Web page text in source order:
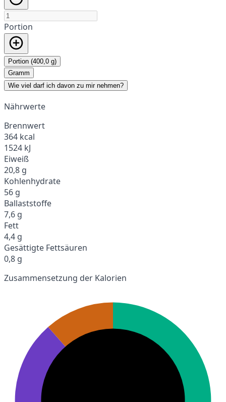
Portion
Portion (400,0 g)
Gramm
Wie viel darf ich davon zu mir nehmen?
Nährwerte
Brennwert
364 kcal
1524 kJ
Eiweiß
20,8 g
Kohlenhydrate
56 g
Ballaststoffe
7,6 g
Fett
4,4 g
Gesättigte Fettsäuren
0,8 g
Zusammensetzung der Kalorien